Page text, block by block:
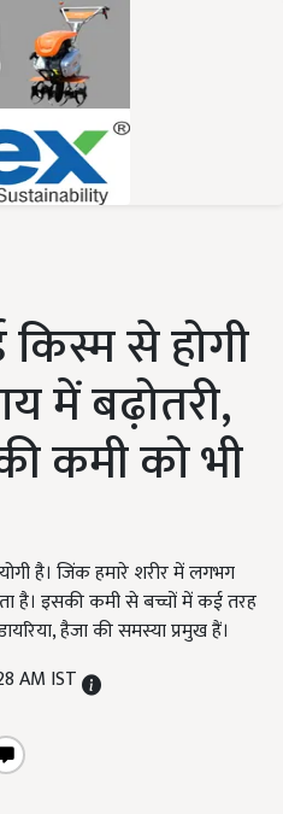
से होगी
में बढ़ोतरी,
कमी को भी
है। जिंक हमारे शरीर में लगभग
है। इसकी कमी से बच्चों में कई तरह
हैजा की समस्या प्रमुख हैं।
AM IST